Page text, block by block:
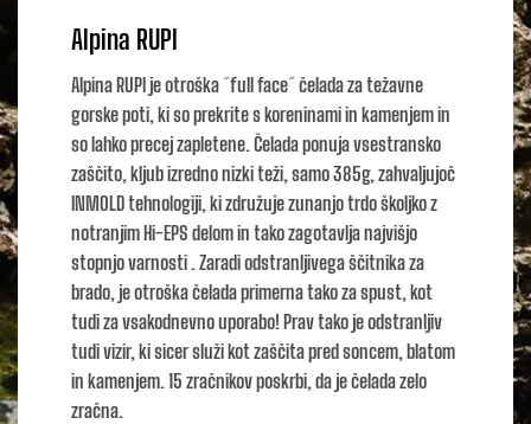
Alpina RUPI
Alpina RUPI je otroška ˝full face˝ čelada za težavne
gorske poti, ki so prekrite s koreninami in kamenjem in
so lahko precej zapletene. Čelada ponuja vsestransko
zaščito, kljub izredno nizki teži, samo 385g, zahvaljujoč
INMOLD tehnologiji, ki združuje zunanjo trdo školjko z
notranjim Hi-EPS delom in tako zagotavlja najvišjo
stopnjo varnosti . Zaradi odstranljivega ščitnika za
brado, je otroška čelada primerna tako za spust, kot
tudi za vsakodnevno uporabo! Prav tako je odstranljiv
tudi vizir, ki sicer služi kot zaščita pred soncem, blatom
in kamenjem. 15 zračnikov poskrbi, da je čelada zelo
zračna.